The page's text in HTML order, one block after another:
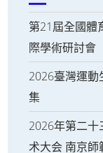
第21屆全國體
際學術研討會
2026臺灣運動
集
2026年第二
术大会 南京師